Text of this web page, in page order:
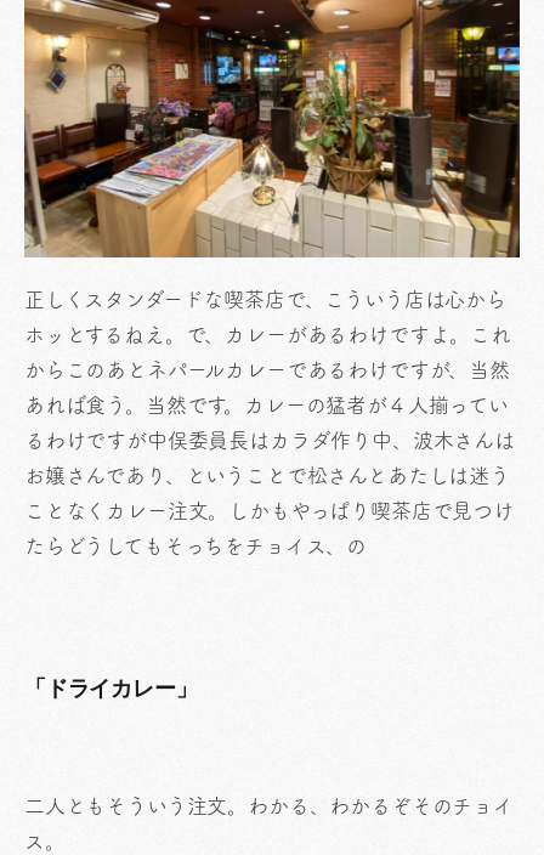
正しくスタンダードな喫茶店で、こういう店は心から
ホッとするねえ。で、カレーがあるわけですよ。これ
からこのあとネパールカレーであるわけですが、当然
あれば食う。当然です。カレーの猛者が４人揃ってい
るわけですが中俣委員長はカラダ作り中、波木さんは
お嬢さんであり、ということで松さんとあたしは迷う
ことなくカレー注文。しかもやっぱり喫茶店で見つけ
たらどうしてもそっちをチョイス、の
「ドライカレー」
二人ともそういう注文。わかる、わかるぞそのチョイ
ス。